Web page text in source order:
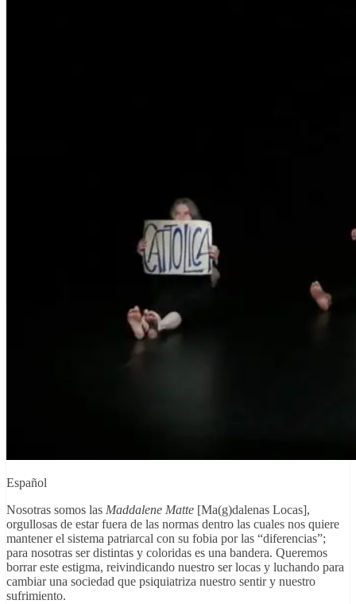
Español
Nosotras somos las Maddalene Matte [Ma(g)dalenas Locas],
orgullosas de estar fuera de las normas dentro las cuales nos quiere
mantener el sistema patriarcal con su fobia por las “diferencias”;
para nosotras ser distintas y coloridas es una bandera. Queremos
borrar este estigma, reivindicando nuestro ser locas y luchando para
cambiar una sociedad que psiquiatriza nuestro sentir y nuestro
sufrimiento.